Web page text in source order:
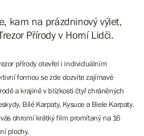
kam na prázdninový výlet,
Přírody v Horní Lidči.
přírody otevřel i individuálním
formou se zde dozvíte zajímavé
a krajině v blízkosti čtyř chráněných
Bílé Karpaty, Kysuce a Biele Karpaty.
ohromí krátký film promítaný na 16
plochy.